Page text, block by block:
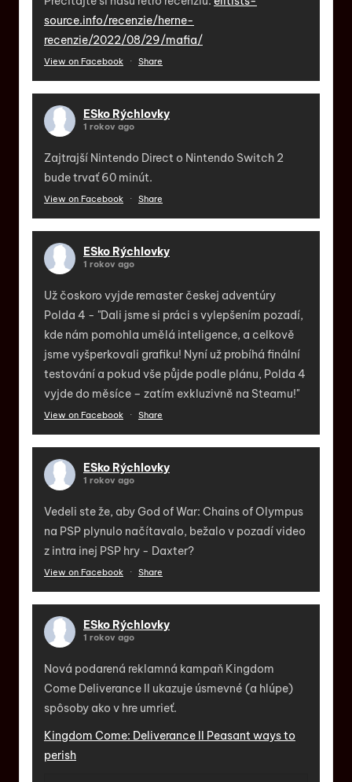
source.info/recenzie/herne-
recenzie/2022/08/29/mafia/
View on Facebook · Share
ESko Rýchlovky
1 rokov ago
Zajtrajší Nintendo Direct o Nintendo Switch 2
bude trvať 60 minút.
View on Facebook · Share
ESko Rýchlovky
1 rokov ago
Už čoskoro vyjde remaster českej adventúry
Polda 4 - "Dali jsme si práci s vylepšením pozadí,
kde nám pomohla umělá inteligence, a celkově
jsme vyšperkovali grafiku! Nyní už probíhá finální
testování a pokud vše půjde podle plánu, Polda 4
vyjde do měsíce – zatím exkluzivně na Steamu!"
View on Facebook · Share
ESko Rýchlovky
1 rokov ago
Vedeli ste že, aby God of War: Chains of Olympus
na PSP plynulo načítavalo, bežalo v pozadí video
z intra inej PSP hry - Daxter?
View on Facebook · Share
ESko Rýchlovky
1 rokov ago
Nová podarená reklamná kampaň Kingdom
Come Deliverance II ukazuje úsmevné (a hlúpe)
spôsoby ako v hre umrieť.
Kingdom Come: Deliverance II Peasant ways to
perish